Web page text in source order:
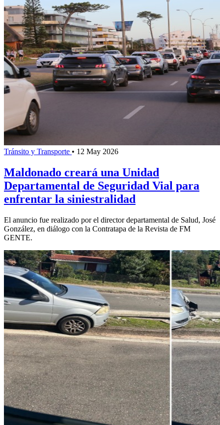
Tránsito y Transporte • 12 May 2026
Maldonado creará una Unidad
Departamental de Seguridad Vial para
enfrentar la siniestralidad
El anuncio fue realizado por el director departamental de Salud, José
González, en diálogo con la Contratapa de la Revista de FM
GENTE.